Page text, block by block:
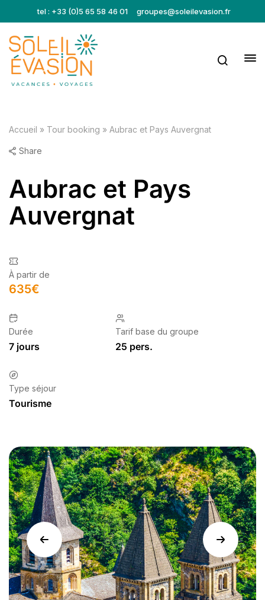
tel : +33 (0)5 65 58 46 01 groupes@soleilevasion.fr
Accueil » Tour booking » Aubrac et Pays Auvergnat
Share
Aubrac et Pays
Auvergnat
À partir de
635€
Durée
7 jours
Tarif base du groupe
25 pers.
Type séjour
Tourisme